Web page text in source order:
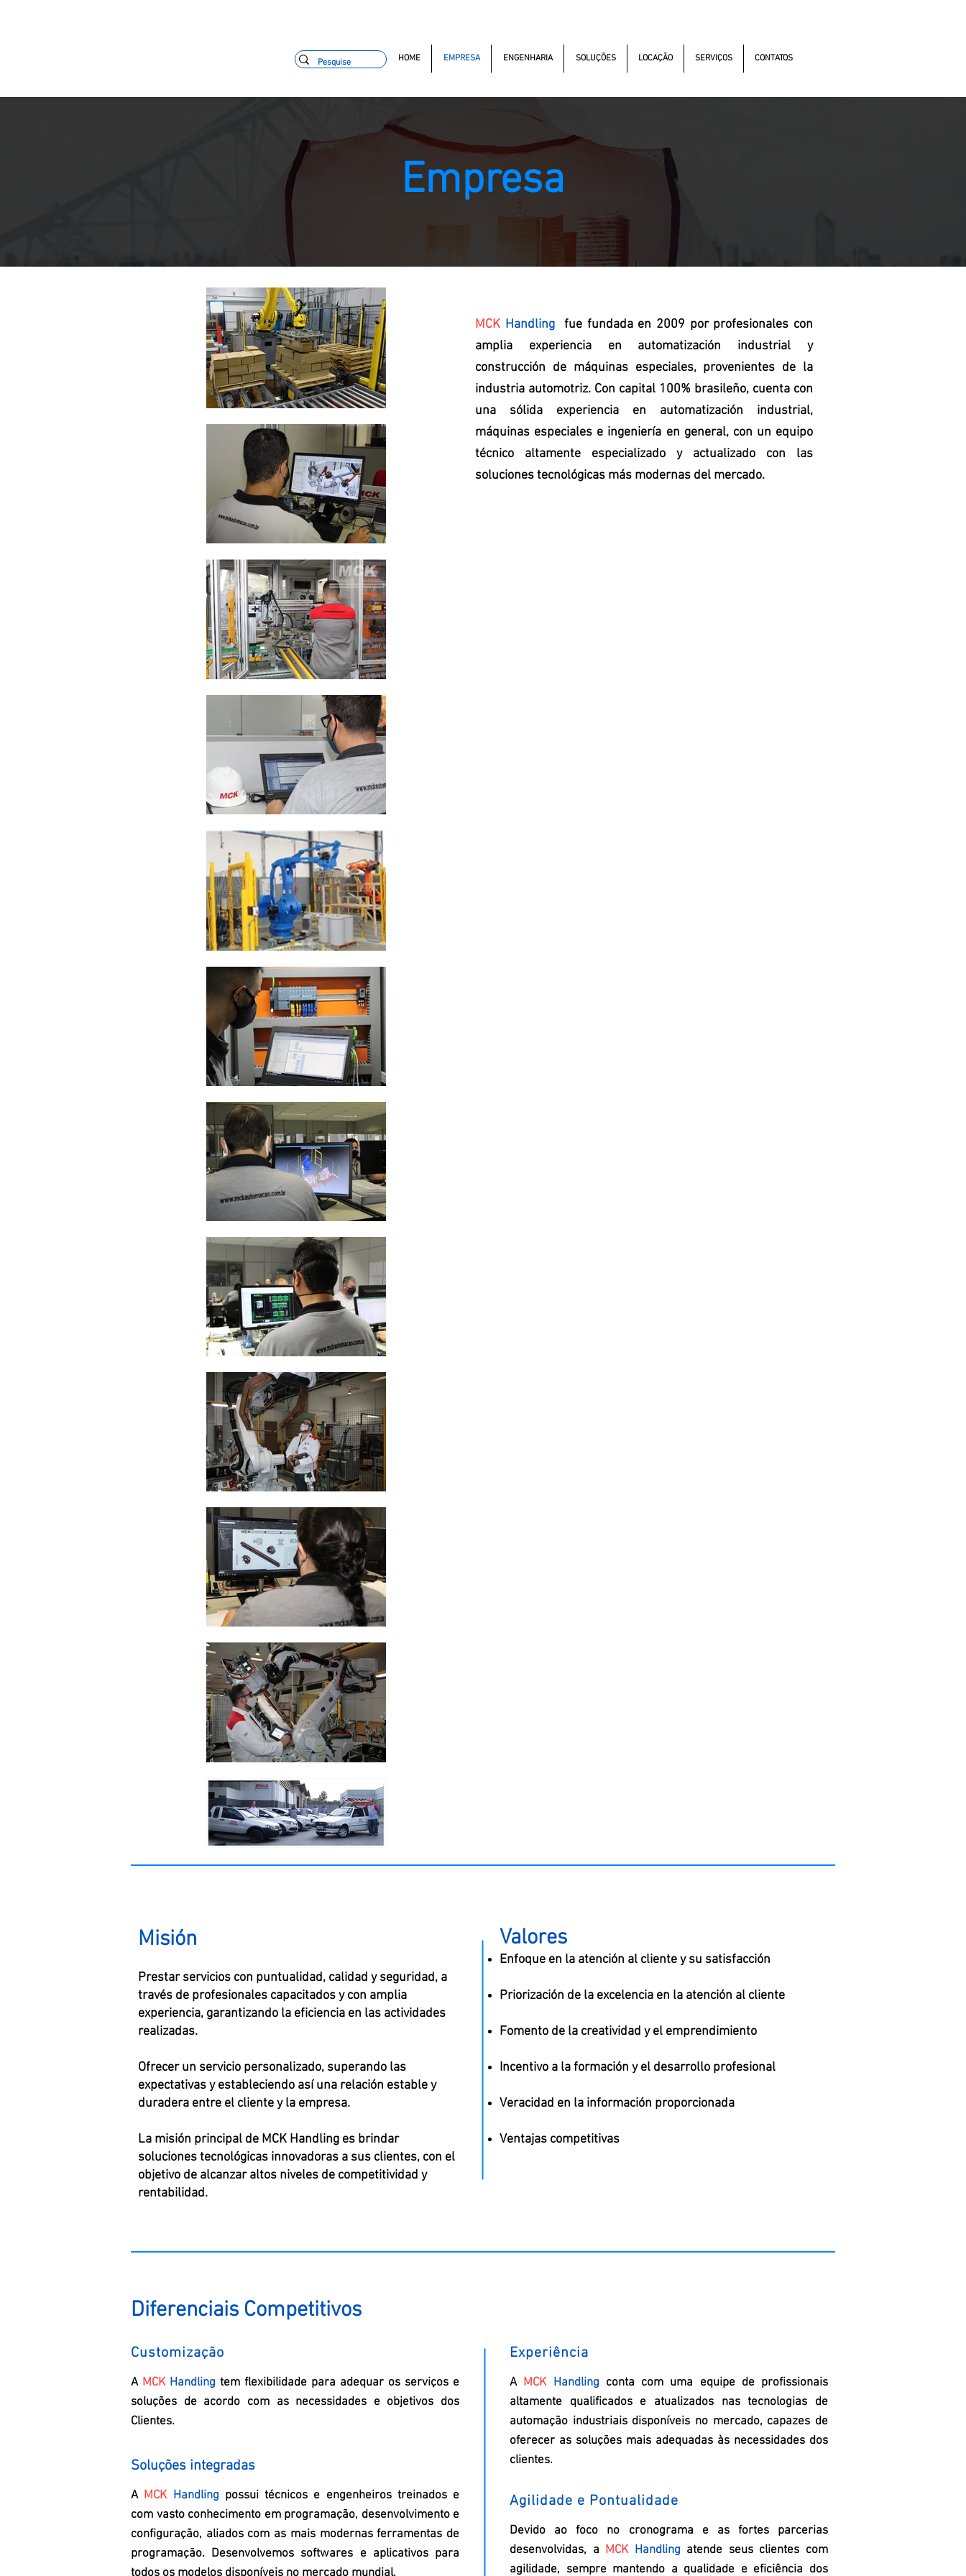
HOME EMPRESA ENGENHARIA SOLUÇÕES LOCAÇÃO SERVIÇOS CONTATOS
Empresa
MCK Handling
fue fundada en 2009 por profesionales con
amplia experiencia en automatización industrial y
construcción de máquinas especiales, provenientes de la
industria automotriz. Con capital 100% brasileño, cuenta con
una sólida experiencia en automatización industrial,
máquinas especiales e ingeniería en general, con un equipo
técnico altamente especializado y actualizado con las
soluciones tecnológicas más modernas del mercado.
Misión
Prestar servicios con puntualidad, calidad y seguridad, a
través de profesionales capacitados y con amplia
experiencia, garantizando la eficiencia en las actividades
realizadas.
Ofrecer un servicio personalizado, superando las
expectativas y estableciendo así una relación estable y
duradera entre el cliente y la empresa.
La misión principal de MCK Handling es brindar
soluciones tecnológicas innovadoras a sus clientes, con el
objetivo de alcanzar altos niveles de competitividad y
rentabilidad.
Valores
Enfoque en la atención al cliente y su satisfacción
Priorización de la excelencia en la atención al cliente
Fomento de la creatividad y el emprendimiento
Incentivo a la formación y el desarrollo profesional
Veracidad en la información proporcionada
Ventajas competitivas
Diferenciais Competitivos
Customização
A MCKHandling tem flexibilidade para adequar os serviços e
soluções de acordo com as necessidades e objetivos dos
Clientes.
Soluções integradas
A MCKHandling possui técnicos e engenheiros treinados e
com vasto conhecimento em programação, desenvolvimento e
configuração, aliados com as mais modernas ferramentas de
programação. Desenvolvemos softwares e aplicativos para
todos os modelos disponíveis no mercado mundial.
Experiência
A MCKHandling conta com uma equipe de profissionais
altamente qualificados e atualizados nas tecnologias de
automação industriais disponíveis no mercado, capazes de
oferecer as soluções mais adequadas às necessidades dos
clientes.
Agilidade e Pontualidade
Devido ao foco no cronograma e as fortes parcerias
desenvolvidas, a MCK Handling atende seus clientes com
agilidade, sempre mantendo a qualidade e eficiência dos